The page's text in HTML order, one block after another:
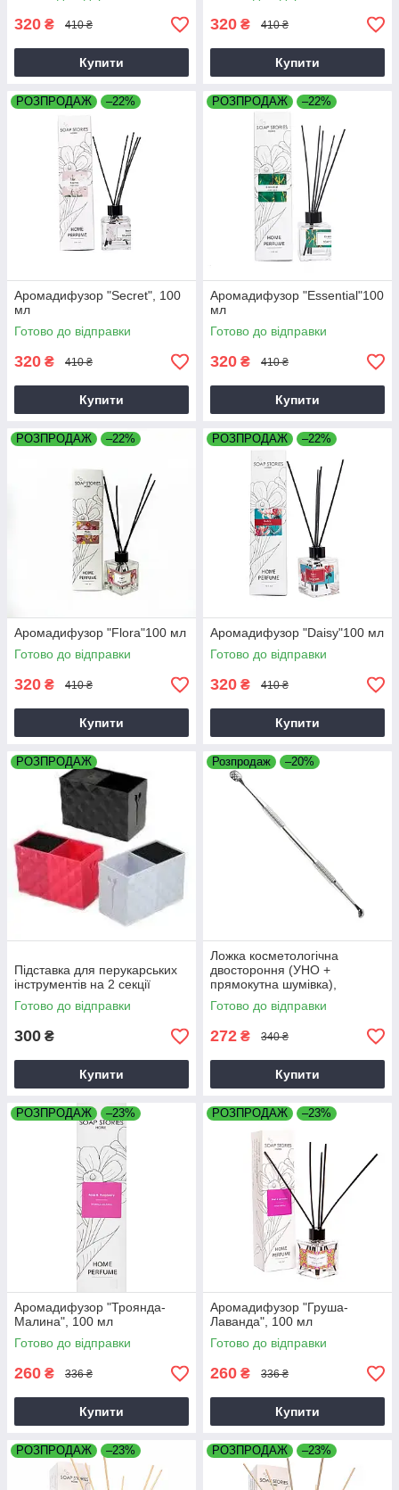
320 ₴ 410 ₴
Купити
320 ₴ 410 ₴
Купити
РОЗПРОДАЖ –22%
Аромадифузор "Secret", 100
мл
Готово до відправки
320 ₴ 410 ₴
Купити
РОЗПРОДАЖ –22%
Аромадифузор "Essential"100
мл
Готово до відправки
320 ₴ 410 ₴
Купити
РОЗПРОДАЖ –22%
Аромадифузор "Flora"100 мл
Готово до відправки
320 ₴ 410 ₴
Купити
РОЗПРОДАЖ –22%
Аромадифузор "Daisy"100 мл
Готово до відправки
320 ₴ 410 ₴
Купити
РОЗПРОДАЖ
Підставка для перукарських
інструментів на 2 секції
Готово до відправки
300 ₴
Купити
Розпродаж –20%
Ложка косметологічна
двостороння (УНО +
прямокутна шумівка),
EXPERT 20 TYPE 1, Staleks
Готово до відправки
272 ₴ 340 ₴
Купити
РОЗПРОДАЖ –23%
Аромадифузор "Троянда-
Малина", 100 мл
Готово до відправки
260 ₴ 336 ₴
Купити
РОЗПРОДАЖ –23%
Аромадифузор "Груша-
Лаванда", 100 мл
Готово до відправки
260 ₴ 336 ₴
Купити
РОЗПРОДАЖ –23% РОЗПРОДАЖ –23%